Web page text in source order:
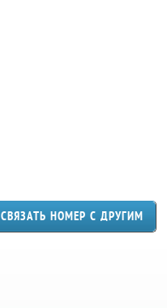
СВЯЗАТЬ НОМЕР С ДРУГИМ